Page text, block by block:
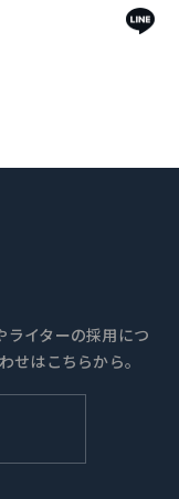
ライターの採用につ
せはこちらから。